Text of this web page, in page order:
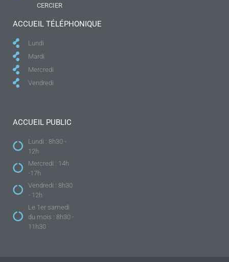
CERCIER
ACCUEIL TÉLÉPHONIQUE
Lundi
Mardi
Mercredi
Vendredi
ACCUEIL PUBLIC
Lundi : 8h30 -
12h
Mercredi : 14h
-17h
Vendredi : 8h30
- 12h
Le 1er samedi
du mois : 8h30 -
11h30